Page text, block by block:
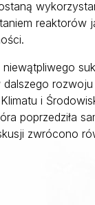
i
poprzedziła
zwrócono